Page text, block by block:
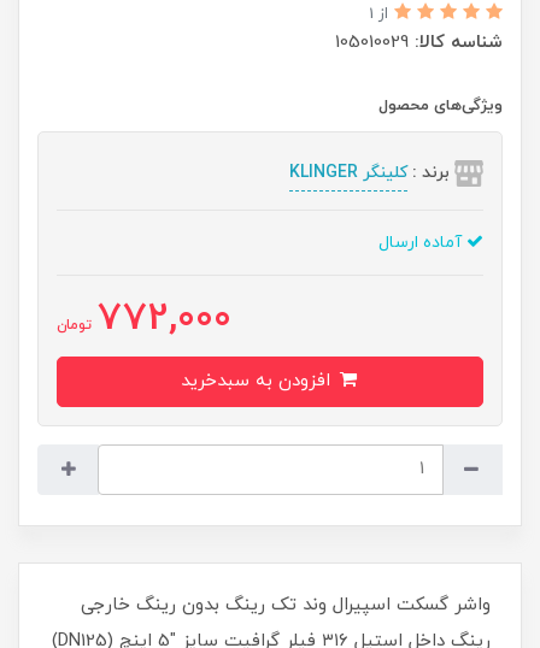
از 1
شناسه کالا: 105010029
ویژگی‌های محصول
برند :کلینگر KLINGER
آماده ارسال
772,000 تومان
واشر گسکت اسپیرال وند تک رینگ بدون رینگ خارجی
رینگ داخل استیل ۳۱۶ فیلر گرافیت سایز "5 اینچ (DN125)